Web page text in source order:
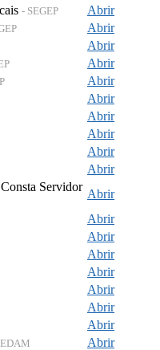
- SEGEP
Abrir
Abrir
Abrir
Abrir
Abrir
Abrir
Abrir
Abrir
Abrir
Abrir
Servidor
Abrir
Abrir
Abrir
Abrir
Abrir
Abrir
Abrir
Abrir
Abrir